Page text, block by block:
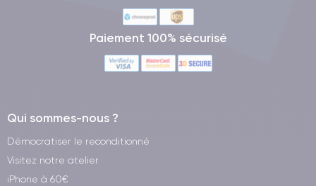
Paiement 100% sécurisé
Qui sommes-nous ?
Démocratiser le reconditionné
Visitez notre atelier
iPhone à 60€